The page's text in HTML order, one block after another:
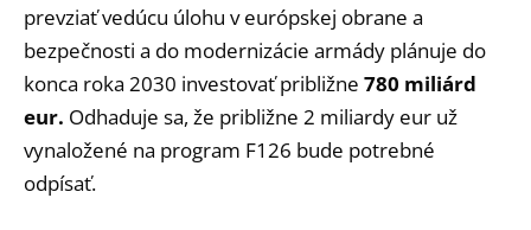
prevziať vedúcu úlohu v európskej obrane a
bezpečnosti a do modernizácie armády plánuje do
konca roka 2030 investovať približne 780 miliárd
eur. Odhaduje sa, že približne 2 miliardy eur už
vynaložené na program F126 bude potrebné
odpísať.